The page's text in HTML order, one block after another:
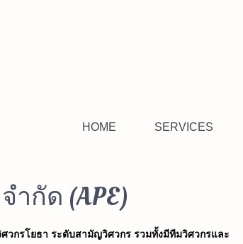
HOME SERVICES
ำกัด (APE)
วกรโยธา ระดับสามัญวิศวกร รวมทั้งมีทีมวิศวกรและ